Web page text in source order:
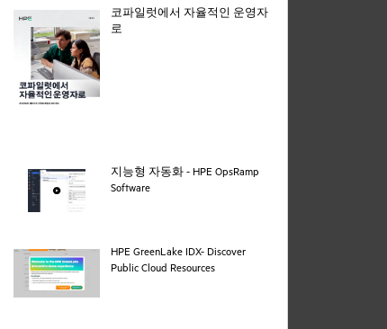
코파일럿에서 자율적인 운영자
로
지능형 자동화 - HPE OpsRamp
Softwarewebpage
HPE GreenLake IDX- Discover
Public Cloud Resourceswebpage